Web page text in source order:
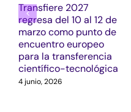
Transfiere 2027
regresa del 10 al 12 de
marzo como punto de
encuentro europeo
para la transferencia
científico-tecnológica
4 junio, 2026